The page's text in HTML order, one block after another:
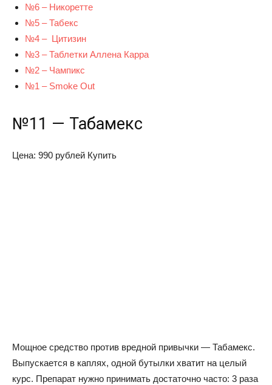
№6 – Никоретте
№5 – Табекс
№4 – Цитизин
№3 – Таблетки Аллена Карра
№2 – Чампикс
№1 – Smoke Out
№11 — Табамекс
Цена: 990 рублей Купить
Мощное средство против вредной привычки — Табамекс.
Выпускается в каплях, одной бутылки хватит на целый
курс. Препарат нужно принимать достаточно часто: 3 раза